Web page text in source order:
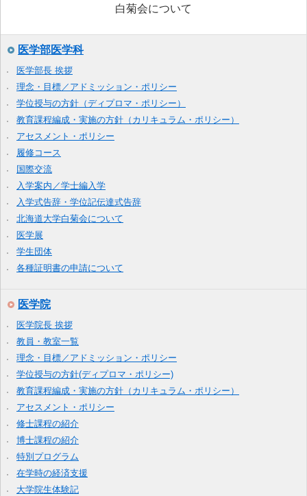
白菊会について
医学部医学科
医学部長 挨拶
理念・目標／アドミッション・ポリシー
学位授与の方針（ディプロマ・ポリシー）
教育課程編成・実施の方針（カリキュラム・ポリシー）
アセスメント・ポリシー
履修コース
国際交流
入学案内／学士編入学
入学式告辞・学位記伝達式告辞
北海道大学白菊会について
医学展
学生団体
各種証明書の申請について
医学院
医学院長 挨拶
教員・教室一覧
理念・目標／アドミッション・ポリシー
学位授与の方針(ディプロマ・ポリシー)
教育課程編成・実施の方針（カリキュラム・ポリシー）
アセスメント・ポリシー
修士課程の紹介
博士課程の紹介
特別プログラム
在学時の経済支援
大学院生体験記